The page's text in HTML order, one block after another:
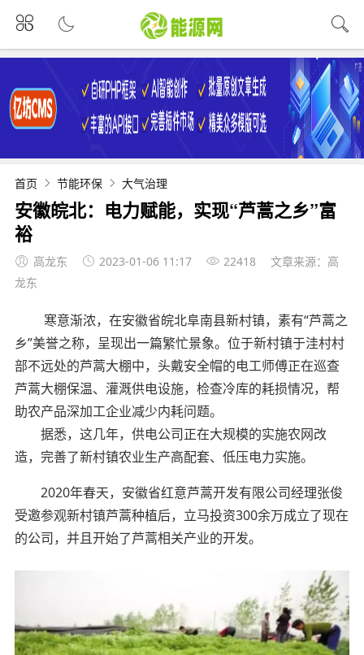
首页 节能环保 大气治理
安徽皖北：电力赋能，实现“芦蒿之乡”富
裕
高龙东 2023-01-06 11:17 22418
文章来源：高
龙东
寒意渐浓，在安徽省皖北阜南县新村镇，素有“芦蒿之
乡”美誉之称，呈现出一篇繁忙景象。位于新村镇于洼村村
部不远处的芦蒿大棚中，头戴安全帽的电工师傅正在巡查
芦蒿大棚保温、灌溉供电设施，检查冷库的耗损情况，帮
助农产品深加工企业减少内耗问题。
据悉，这几年，供电公司正在大规模的实施农网改
造，完善了新村镇农业生产高配套、低压电力实施。
2020年春天，安徽省红意芦蒿开发有限公司经理张俊
受邀参观新村镇芦蒿种植后，立马投资300余万成立了现在
的公司，并且开始了芦蒿相关产业的开发。